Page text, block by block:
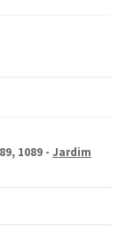
1089 - Jardim